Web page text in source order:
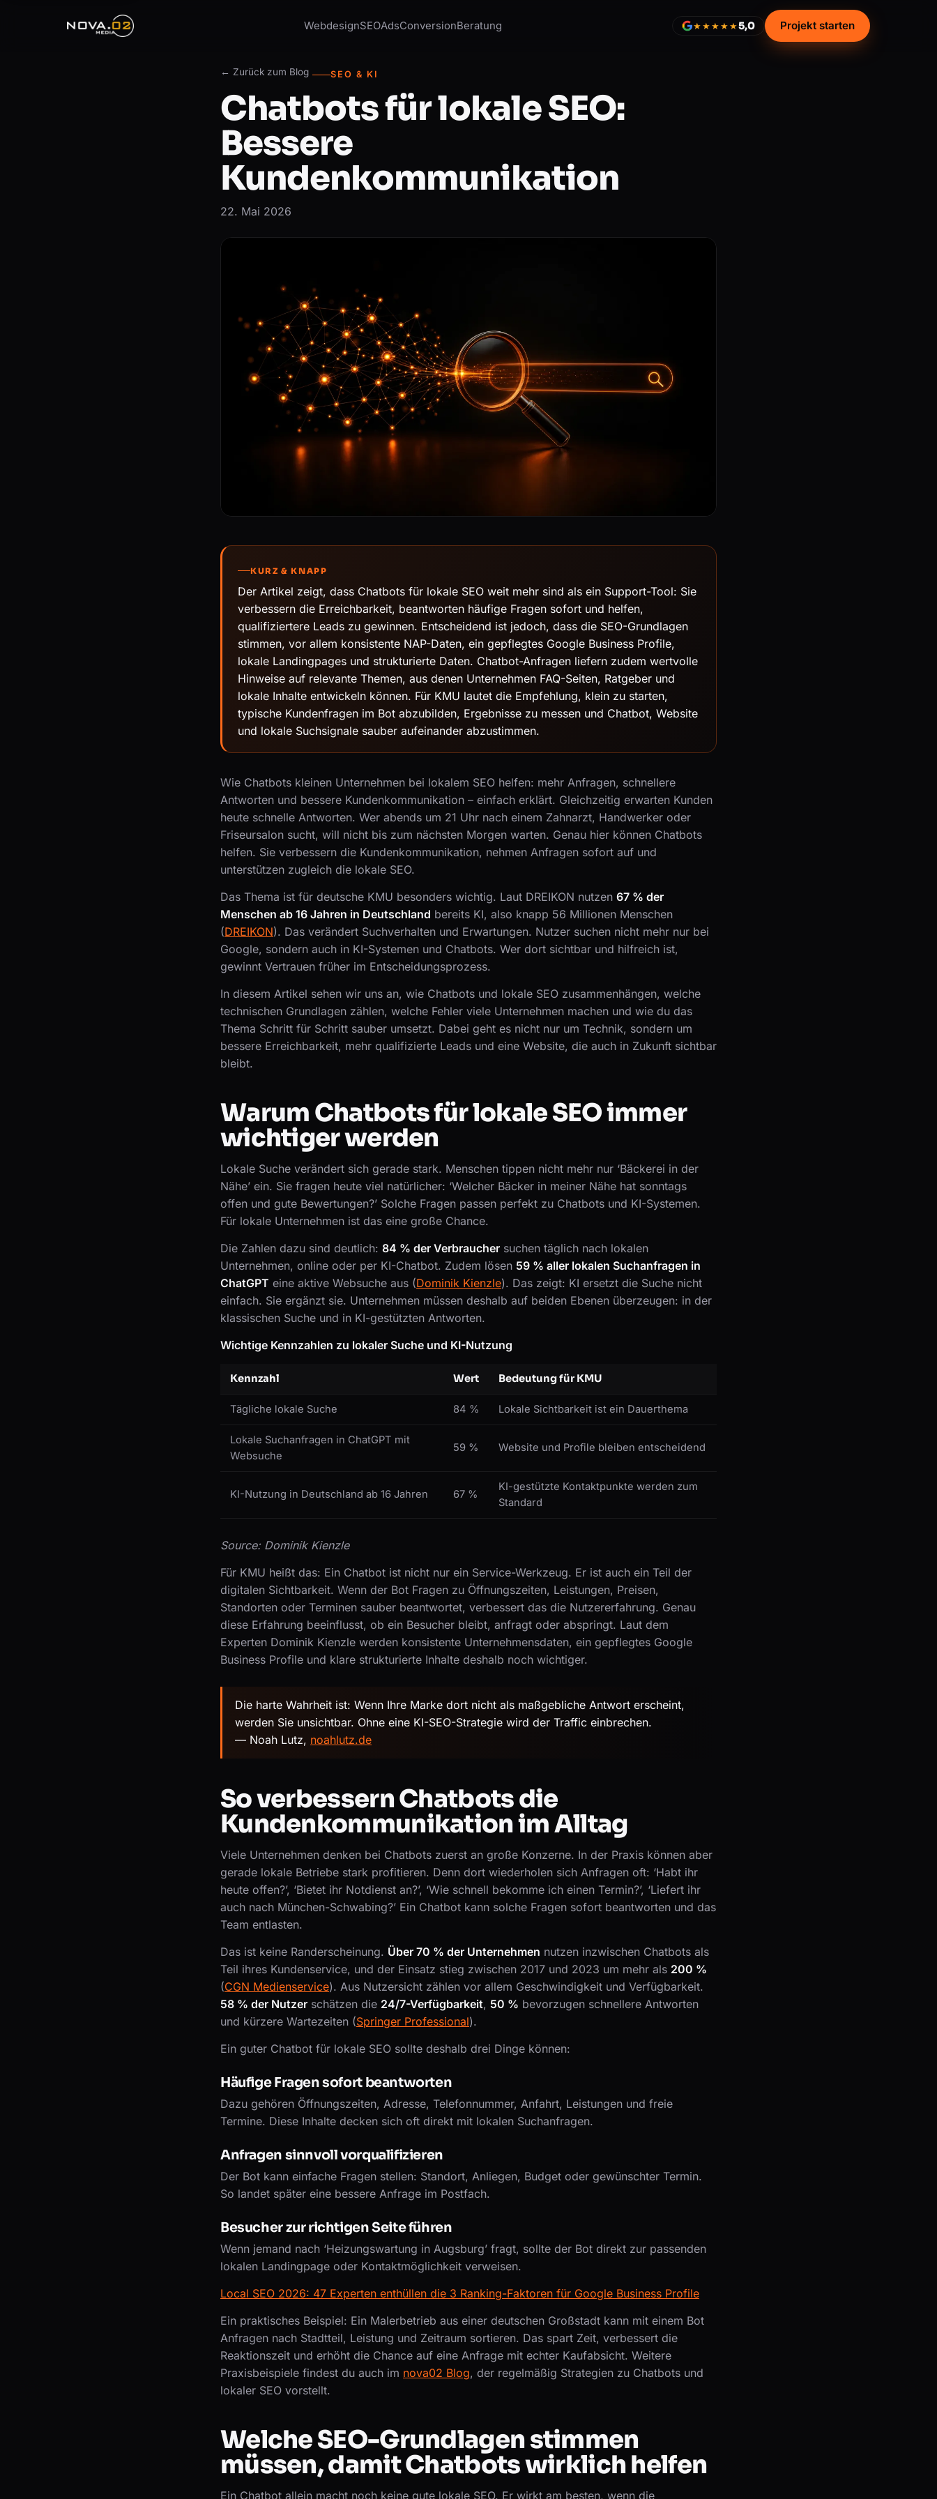
WebdesignSEOAdsConversionBeratung ★★★★★5,0 Projekt starten
← Zurück zum Blog SEO & KI
Chatbots für lokale SEO:
Bessere
Kundenkommunikation
22. Mai 2026
KURZ & KNAPP
Der Artikel zeigt, dass Chatbots für lokale SEO weit mehr sind als ein Support-Tool: Sie
verbessern die Erreichbarkeit, beantworten häufige Fragen sofort und helfen,
qualifiziertere Leads zu gewinnen. Entscheidend ist jedoch, dass die SEO-Grundlagen
stimmen, vor allem konsistente NAP-Daten, ein gepflegtes Google Business Profile,
lokale Landingpages und strukturierte Daten. Chatbot-Anfragen liefern zudem wertvolle
Hinweise auf relevante Themen, aus denen Unternehmen FAQ-Seiten, Ratgeber und
lokale Inhalte entwickeln können. Für KMU lautet die Empfehlung, klein zu starten,
typische Kundenfragen im Bot abzubilden, Ergebnisse zu messen und Chatbot, Website
und lokale Suchsignale sauber aufeinander abzustimmen.
Wie Chatbots kleinen Unternehmen bei lokalem SEO helfen: mehr Anfragen, schnellere
Antworten und bessere Kundenkommunikation – einfach erklärt. Gleichzeitig erwarten Kunden
heute schnelle Antworten. Wer abends um 21 Uhr nach einem Zahnarzt, Handwerker oder
Friseursalon sucht, will nicht bis zum nächsten Morgen warten. Genau hier können Chatbots
helfen. Sie verbessern die Kundenkommunikation, nehmen Anfragen sofort auf und
unterstützen zugleich die lokale SEO.
Das Thema ist für deutsche KMU besonders wichtig. Laut DREIKON nutzen 67 % der
Menschen ab 16 Jahren in Deutschland bereits KI, also knapp 56 Millionen Menschen
(DREIKON). Das verändert Suchverhalten und Erwartungen. Nutzer suchen nicht mehr nur bei
Google, sondern auch in KI-Systemen und Chatbots. Wer dort sichtbar und hilfreich ist,
gewinnt Vertrauen früher im Entscheidungsprozess.
In diesem Artikel sehen wir uns an, wie Chatbots und lokale SEO zusammenhängen, welche
technischen Grundlagen zählen, welche Fehler viele Unternehmen machen und wie du das
Thema Schritt für Schritt sauber umsetzt. Dabei geht es nicht nur um Technik, sondern um
bessere Erreichbarkeit, mehr qualifizierte Leads und eine Website, die auch in Zukunft sichtbar
bleibt.
Warum Chatbots für lokale SEO immer
wichtiger werden
Lokale Suche verändert sich gerade stark. Menschen tippen nicht mehr nur ‘Bäckerei in der
Nähe’ ein. Sie fragen heute viel natürlicher: ‘Welcher Bäcker in meiner Nähe hat sonntags
offen und gute Bewertungen?’ Solche Fragen passen perfekt zu Chatbots und KI-Systemen.
Für lokale Unternehmen ist das eine große Chance.
Die Zahlen dazu sind deutlich: 84 % der Verbraucher suchen täglich nach lokalen
Unternehmen, online oder per KI-Chatbot. Zudem lösen 59 % aller lokalen Suchanfragen in
ChatGPT eine aktive Websuche aus (Dominik Kienzle). Das zeigt: KI ersetzt die Suche nicht
einfach. Sie ergänzt sie. Unternehmen müssen deshalb auf beiden Ebenen überzeugen: in der
klassischen Suche und in KI-gestützten Antworten.
Wichtige Kennzahlen zu lokaler Suche und KI-Nutzung
Kennzahl Wert Bedeutung für KMU
Tägliche lokale Suche 84 % Lokale Sichtbarkeit ist ein Dauerthema
Lokale Suchanfragen in ChatGPT mit
Websuche
59 % Website und Profile bleiben entscheidend
KI-Nutzung in Deutschland ab 16 Jahren 67 %
KI-gestützte Kontaktpunkte werden zum
Standard
Source: Dominik Kienzle
Für KMU heißt das: Ein Chatbot ist nicht nur ein Service-Werkzeug. Er ist auch ein Teil der
digitalen Sichtbarkeit. Wenn der Bot Fragen zu Öffnungszeiten, Leistungen, Preisen,
Standorten oder Terminen sauber beantwortet, verbessert das die Nutzererfahrung. Genau
diese Erfahrung beeinflusst, ob ein Besucher bleibt, anfragt oder abspringt. Laut dem
Experten Dominik Kienzle werden konsistente Unternehmensdaten, ein gepflegtes Google
Business Profile und klare strukturierte Inhalte deshalb noch wichtiger.
Die harte Wahrheit ist: Wenn Ihre Marke dort nicht als maßgebliche Antwort erscheint,
werden Sie unsichtbar. Ohne eine KI-SEO-Strategie wird der Traffic einbrechen.
— Noah Lutz, noahlutz.de
So verbessern Chatbots die
Kundenkommunikation im Alltag
Viele Unternehmen denken bei Chatbots zuerst an große Konzerne. In der Praxis können aber
gerade lokale Betriebe stark profitieren. Denn dort wiederholen sich Anfragen oft: ‘Habt ihr
heute offen?’, ‘Bietet ihr Notdienst an?’, ‘Wie schnell bekomme ich einen Termin?’, ‘Liefert ihr
auch nach München-Schwabing?’ Ein Chatbot kann solche Fragen sofort beantworten und das
Team entlasten.
Das ist keine Randerscheinung. Über 70 % der Unternehmen nutzen inzwischen Chatbots als
Teil ihres Kundenservice, und der Einsatz stieg zwischen 2017 und 2023 um mehr als 200 %
(CGN Medienservice). Aus Nutzersicht zählen vor allem Geschwindigkeit und Verfügbarkeit.
58 % der Nutzer schätzen die 24/7-Verfügbarkeit, 50 % bevorzugen schnellere Antworten
und kürzere Wartezeiten (Springer Professional).
Ein guter Chatbot für lokale SEO sollte deshalb drei Dinge können:
Häufige Fragen sofort beantworten
Dazu gehören Öffnungszeiten, Adresse, Telefonnummer, Anfahrt, Leistungen und freie
Termine. Diese Inhalte decken sich oft direkt mit lokalen Suchanfragen.
Anfragen sinnvoll vorqualifizieren
Der Bot kann einfache Fragen stellen: Standort, Anliegen, Budget oder gewünschter Termin.
So landet später eine bessere Anfrage im Postfach.
Besucher zur richtigen Seite führen
Wenn jemand nach ‘Heizungswartung in Augsburg’ fragt, sollte der Bot direkt zur passenden
lokalen Landingpage oder Kontaktmöglichkeit verweisen.
Local SEO 2026: 47 Experten enthüllen die 3 Ranking-Faktoren für Google Business Profile
Ein praktisches Beispiel: Ein Malerbetrieb aus einer deutschen Großstadt kann mit einem Bot
Anfragen nach Stadtteil, Leistung und Zeitraum sortieren. Das spart Zeit, verbessert die
Reaktionszeit und erhöht die Chance auf eine Anfrage mit echter Kaufabsicht. Weitere
Praxisbeispiele findest du auch im nova02 Blog, der regelmäßig Strategien zu Chatbots und
lokaler SEO vorstellt.
Welche SEO-Grundlagen stimmen
müssen, damit Chatbots wirklich helfen
Ein Chatbot allein macht noch keine gute lokale SEO. Er wirkt am besten, wenn die